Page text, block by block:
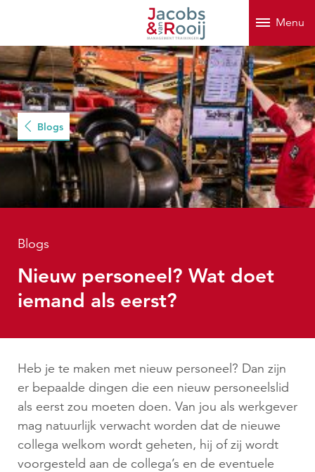
Menu
Blogs
Blogs
Nieuw personeel? Wat doet
iemand als eerst?
Heb je te maken met nieuw personeel? Dan zijn
er bepaalde dingen die een nieuw personeelslid
als eerst zou moeten doen. Van jou als werkgever
mag natuurlijk verwacht worden dat de nieuwe
collega welkom wordt geheten, hij of zij wordt
voorgesteld aan de collega’s en de eventuele